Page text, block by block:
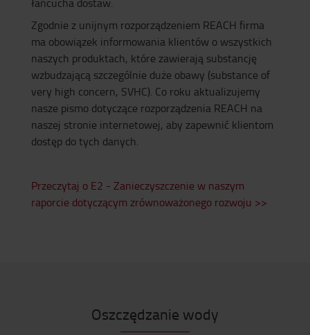
Zgodnie z unijnym rozporządzeniem REACH firma
ma obowiązek informowania klientów o wszystkich
naszych produktach, które zawierają substancję
wzbudzającą szczególnie duże obawy (substance of
very high concern, SVHC). Co roku aktualizujemy
nasze pismo dotyczące rozporządzenia REACH na
naszej stronie internetowej, aby zapewnić klientom
dostęp do tych danych.
Przeczytaj o E2 - Zanieczyszczenie w naszym
raporcie dotyczącym zrównoważonego rozwoju >>
Oszczędzanie wody